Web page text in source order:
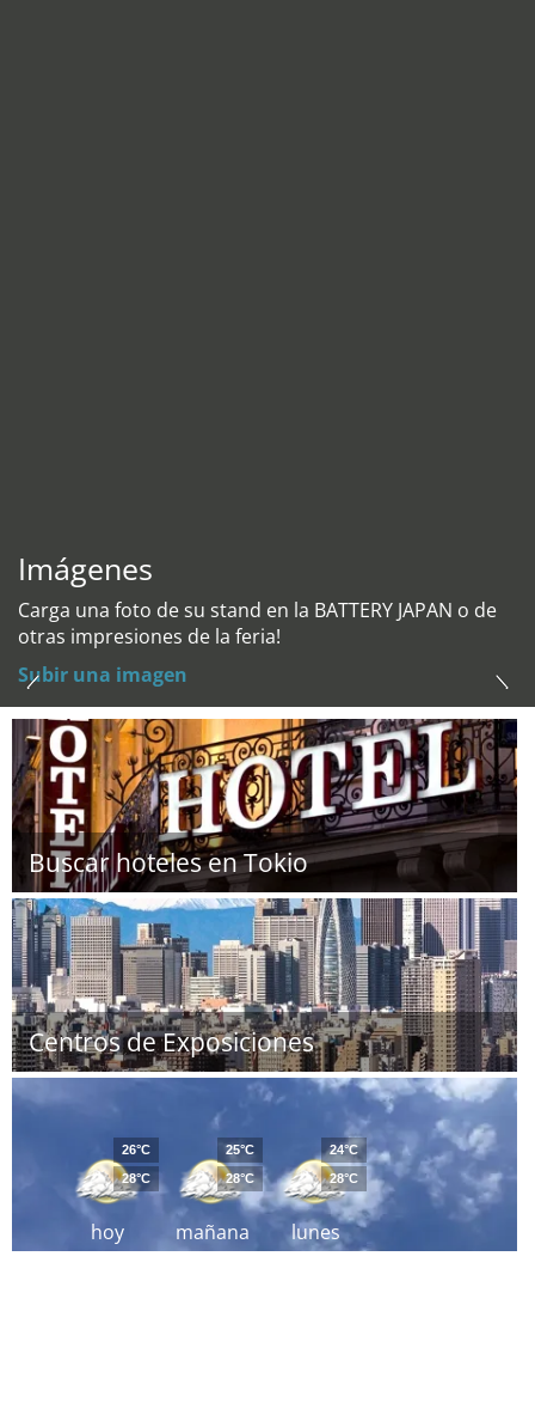
Imágenes
Carga una foto de su stand en la BATTERY JAPAN o de
otras impresiones de la feria!
Subir una imagen
Buscar hoteles en Tokio
Centros de Exposiciones
hoy
26°C
28°C
mañana
25°C
28°C
lunes
24°C
28°C